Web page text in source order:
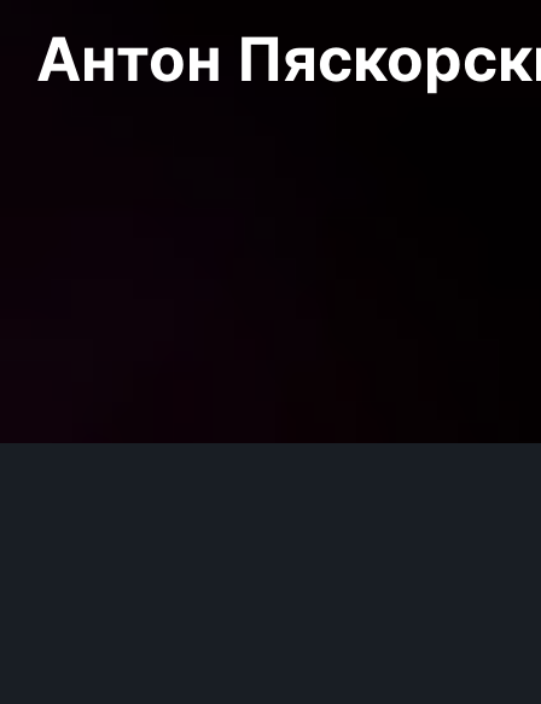
Антон